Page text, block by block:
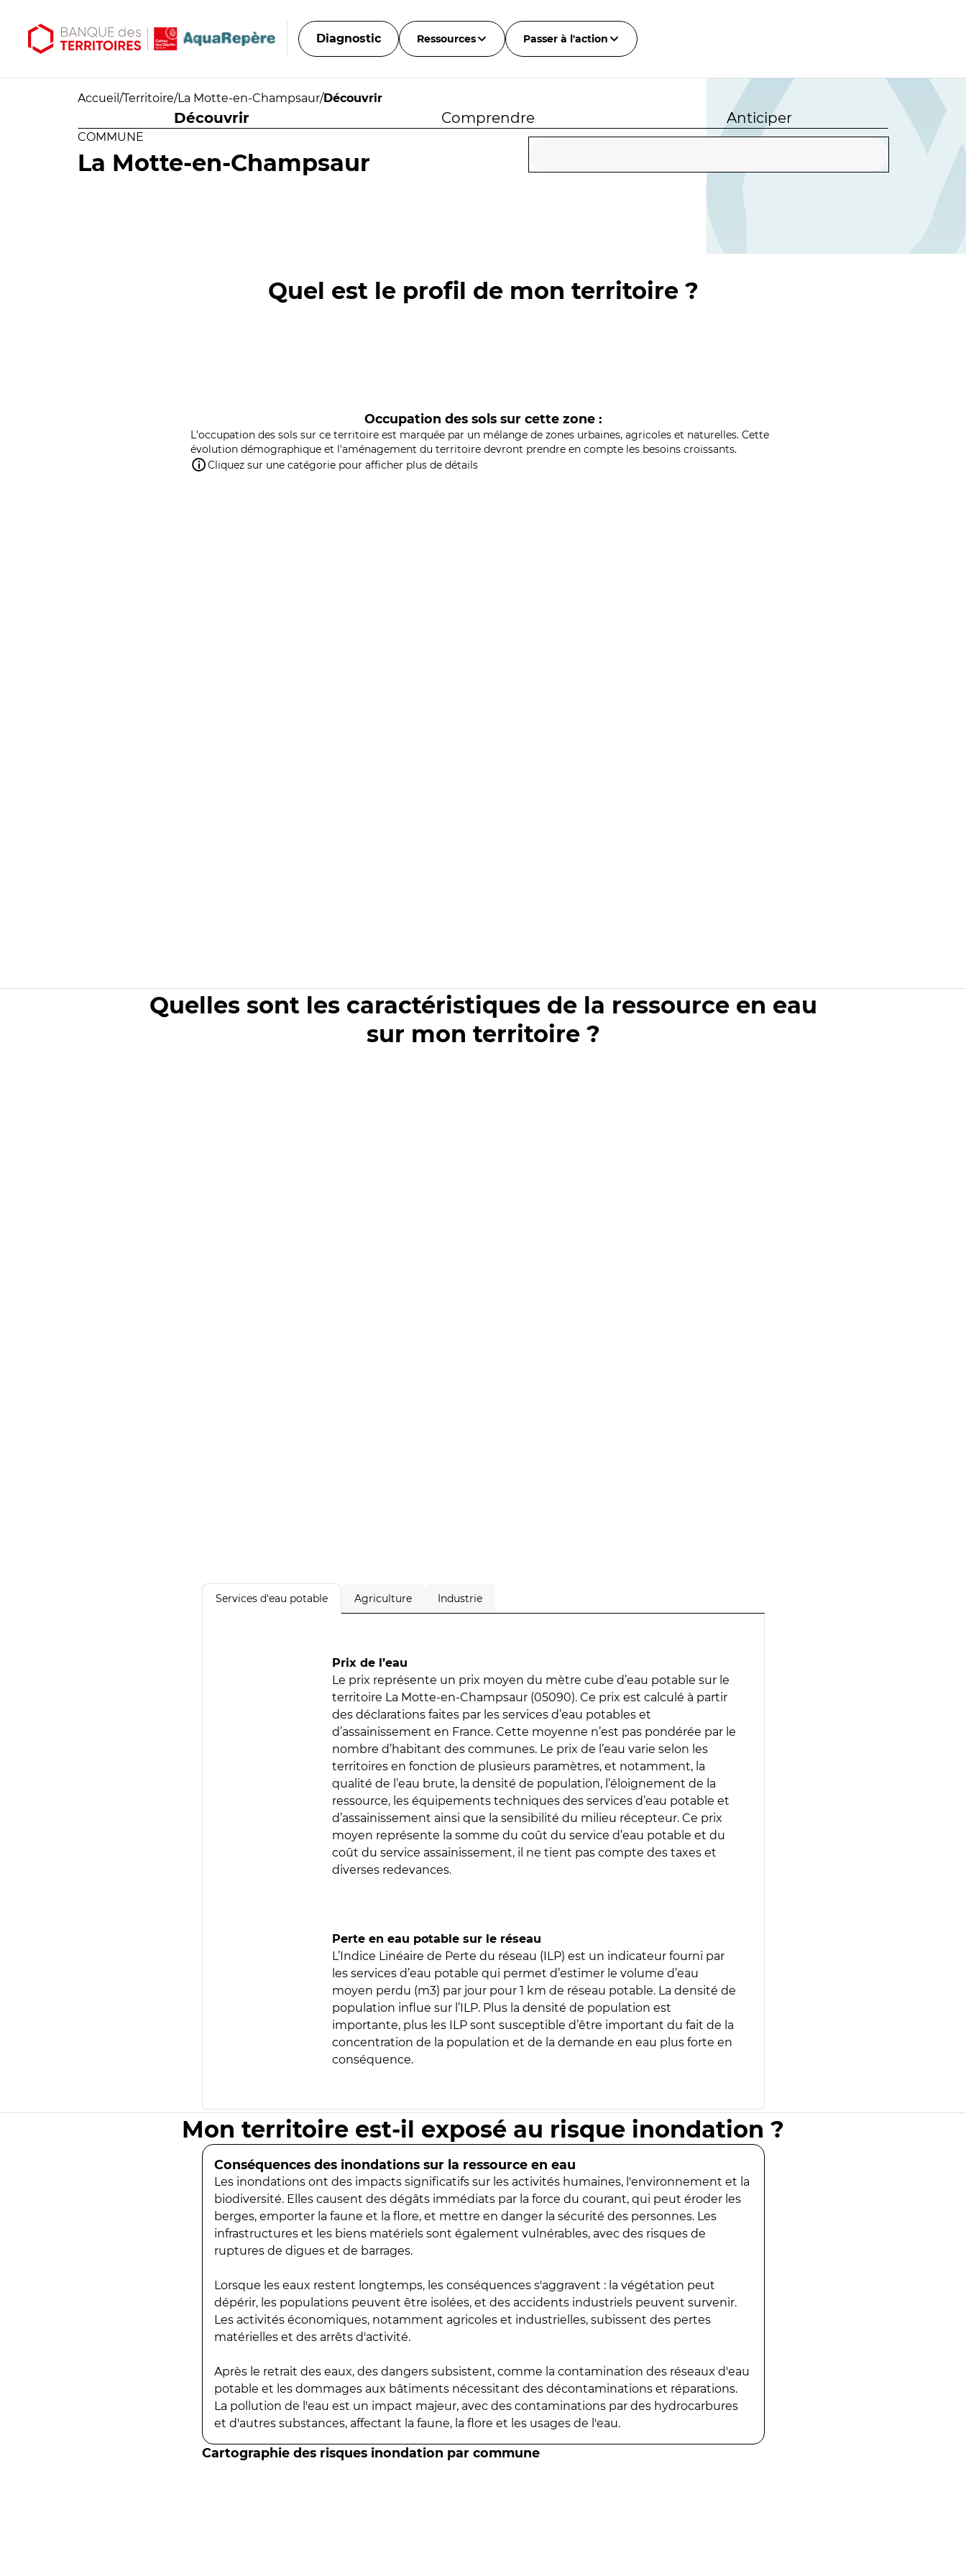
Diagnostic Ressources Passer à l'action
Accueil /Territoire/La Motte-en-Champsaur/Découvrir
Découvrir Comprendre Anticiper
COMMUNE
La Motte-en-Champsaur
Quel est le profil de mon territoire ?
Occupation des sols sur cette zone :
L'occupation des sols sur ce territoire est marquée par un mélange de zones urbaines, agricoles et naturelles. Cette
évolution démographique et l'aménagement du territoire devront prendre en compte les besoins croissants.
Cliquez sur une catégorie pour afficher plus de détails
Quelles sont les caractéristiques de la ressource en eau
sur mon territoire ?
Services d'eau potable Agriculture Industrie
Prix de l’eau
Le prix représente un prix moyen du mètre cube d’eau potable sur le
territoire La Motte-en-Champsaur (05090). Ce prix est calculé à partir
des déclarations faites par les services d’eau potables et
d’assainissement en France. Cette moyenne n’est pas pondérée par le
nombre d’habitant des communes. Le prix de l’eau varie selon les
territoires en fonction de plusieurs paramètres, et notamment, la
qualité de l’eau brute, la densité de population, l’éloignement de la
ressource, les équipements techniques des services d’eau potable et
d’assainissement ainsi que la sensibilité du milieu récepteur. Ce prix
moyen représente la somme du coût du service d’eau potable et du
coût du service assainissement, il ne tient pas compte des taxes et
diverses redevances.
Perte en eau potable sur le réseau
L’Indice Linéaire de Perte du réseau (ILP) est un indicateur fourni par
les services d’eau potable qui permet d’estimer le volume d’eau
moyen perdu (m3) par jour pour 1 km de réseau potable. La densité de
population influe sur l’ILP. Plus la densité de population est
importante, plus les ILP sont susceptible d’être important du fait de la
concentration de la population et de la demande en eau plus forte en
conséquence.
Mon territoire est-il exposé au risque inondation ?
Conséquences des inondations sur la ressource en eau
Les inondations ont des impacts significatifs sur les activités humaines, l'environnement et la
biodiversité. Elles causent des dégâts immédiats par la force du courant, qui peut éroder les
berges, emporter la faune et la flore, et mettre en danger la sécurité des personnes. Les
infrastructures et les biens matériels sont également vulnérables, avec des risques de
ruptures de digues et de barrages.
Lorsque les eaux restent longtemps, les conséquences s'aggravent : la végétation peut
dépérir, les populations peuvent être isolées, et des accidents industriels peuvent survenir.
Les activités économiques, notamment agricoles et industrielles, subissent des pertes
matérielles et des arrêts d'activité.
Après le retrait des eaux, des dangers subsistent, comme la contamination des réseaux d'eau
potable et les dommages aux bâtiments nécessitant des décontaminations et réparations.
La pollution de l'eau est un impact majeur, avec des contaminations par des hydrocarbures
et d'autres substances, affectant la faune, la flore et les usages de l'eau.
Cartographie des risques inondation par commune